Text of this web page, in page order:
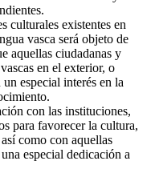
culturales existentes en
vasca será objeto de
aquellas ciudadanas y
en el exterior, o
especial interés en la
con las instituciones,
para favorecer la cultura,
como con aquellas
especial dedicación a